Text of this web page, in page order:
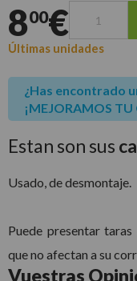
800€
Últimas unidades
¿Has encontrado
¡MEJORAMOS TU
Estan son sus
Usado, de desmontaje.
Puede presentar taras
que no afectan a su
Vuestras